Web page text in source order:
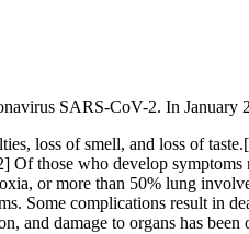
SARS-CoV-2. In
loss of smell, and loss of
those who develop
or more than 50% lung
Some complications result in
and damage to organs has